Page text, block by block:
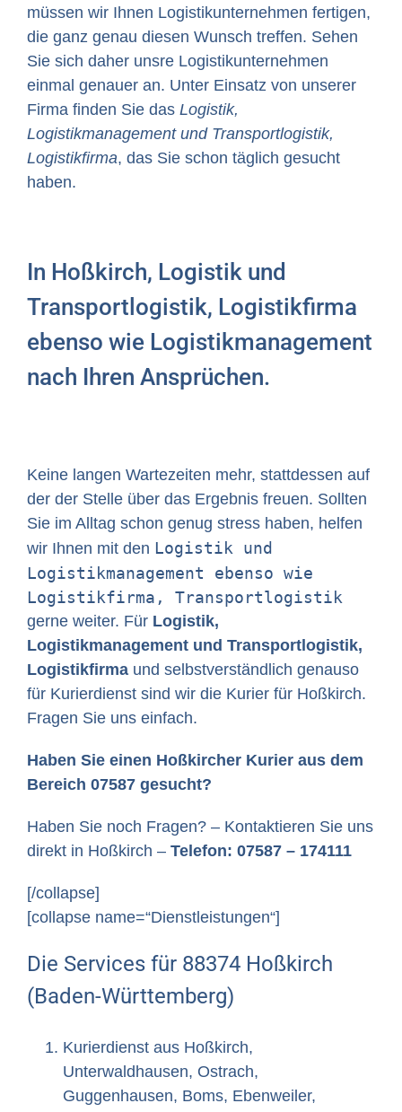
müssen wir Ihnen Logistikunternehmen fertigen,
die ganz genau diesen Wunsch treffen. Sehen
Sie sich daher unsre Logistikunternehmen
einmal genauer an. Unter Einsatz von unserer
Firma finden Sie das Logistik,
Logistikmanagement und Transportlogistik,
Logistikfirma, das Sie schon täglich gesucht
haben.
In Hoßkirch, Logistik und
Transportlogistik, Logistikfirma
ebenso wie Logistikmanagement
nach Ihren Ansprüchen.
Keine langen Wartezeiten mehr, stattdessen auf
der der Stelle über das Ergebnis freuen. Sollten
Sie im Alltag schon genug stress haben, helfen
wir Ihnen mit den Logistik und
Logistikmanagement ebenso wie
Logistikfirma, Transportlogistik
gerne weiter. Für Logistik,
Logistikmanagement und Transportlogistik,
Logistikfirma und selbstverständlich genauso
für Kurierdienst sind wir die Kurier für Hoßkirch.
Fragen Sie uns einfach.
Haben Sie einen Hoßkircher Kurier aus dem
Bereich 07587 gesucht?
Haben Sie noch Fragen? – Kontaktieren Sie uns
direkt in Hoßkirch – Telefon: 07587 – 174111
[/collapse]
[collapse name=“Dienstleistungen“]
Die Services für 88374 Hoßkirch
(Baden-Württemberg)
Kurierdienst aus Hoßkirch,
Unterwaldhausen, Ostrach,
Guggenhausen, Boms, Ebenweiler,